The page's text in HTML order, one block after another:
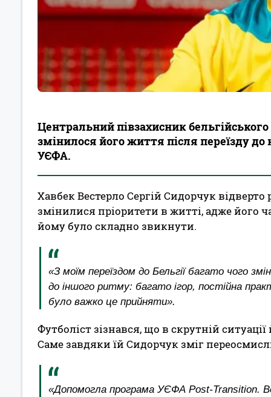
Центральний півзахисник
змінилося його життя після переїзду
УЄФА.
Хавбек Вестерло Сергій Сидорчук відверто
змінилися пріоритети в житті, адже його
йому було складно звикнути.
«З моїм переїздом до Бельгії багато чого
до іншого ритму: багато ігор, постійна
було важко це прийняти».
Футболіст зізнався, що в скрутній
Саме завдяки їй Сидорчук зміг
«Допомогла програма УЄФА Post-Transition.